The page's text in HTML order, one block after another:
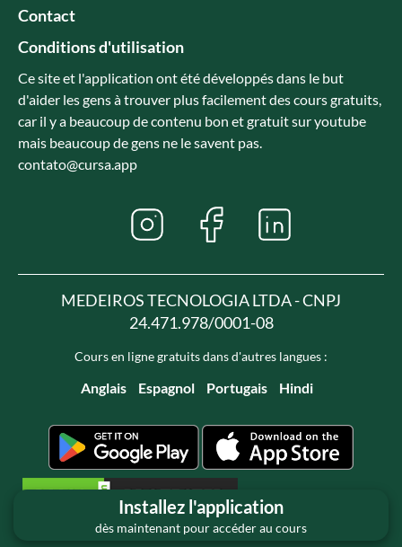
Installez l'application
dès maintenant pour accéder au cours
Contact
Conditions d'utilisation
Ce site et l'application ont été développés dans le but
d'aider les gens à trouver plus facilement des cours gratuits,
car il y a beaucoup de contenu bon et gratuit sur youtube
mais beaucoup de gens ne le savent pas.
contato@cursa.app
MEDEIROS TECNOLOGIA LTDA - CNPJ
24.471.978/0001-08
Cours en ligne gratuits dans d'autres langues :
Anglais Espagnol Portugais Hindi